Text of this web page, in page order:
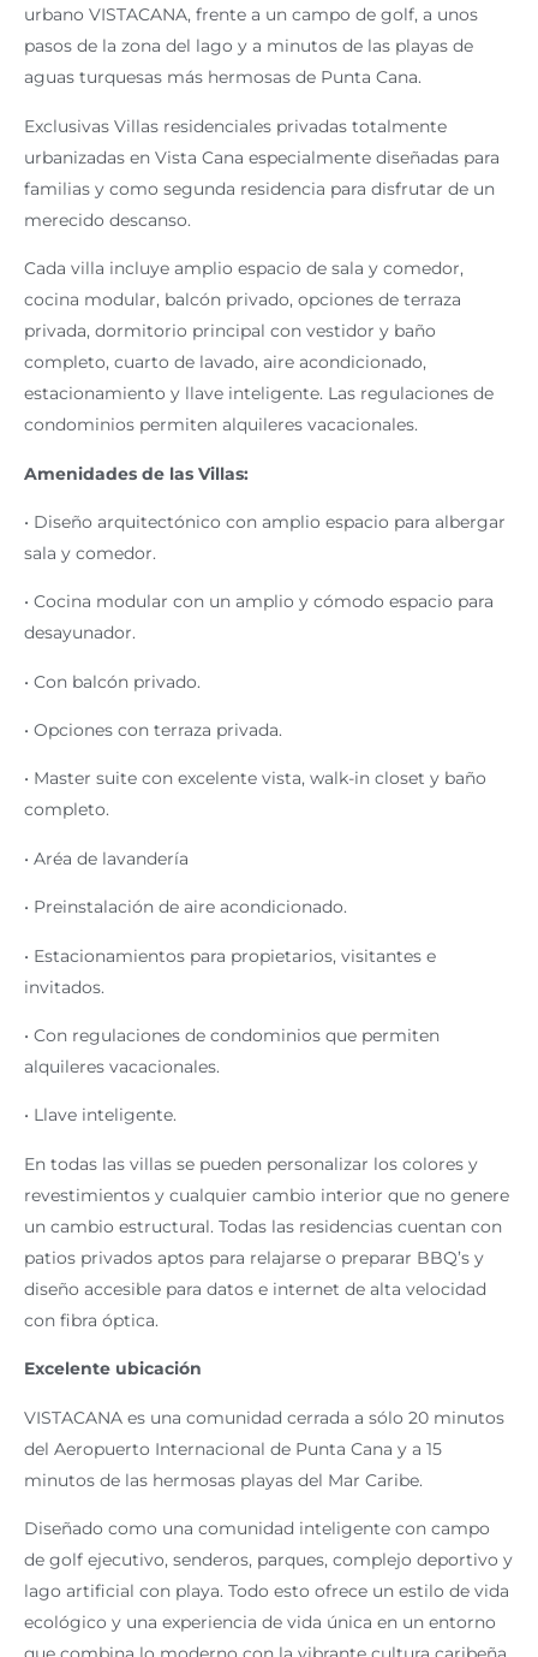
urbano VISTACANA, frente a un campo de golf, a unos
pasos de la zona del lago y a minutos de las playas de
aguas turquesas más hermosas de Punta Cana.
Exclusivas Villas residenciales privadas totalmente
urbanizadas en Vista Cana especialmente diseñadas para
familias y como segunda residencia para disfrutar de un
merecido descanso.
Cada villa incluye amplio espacio de sala y comedor,
cocina modular, balcón privado, opciones de terraza
privada, dormitorio principal con vestidor y baño
completo, cuarto de lavado, aire acondicionado,
estacionamiento y llave inteligente. Las regulaciones de
condominios permiten alquileres vacacionales.
Amenidades de las Villas:
• Diseño arquitectónico con amplio espacio para albergar
sala y comedor.
• Cocina modular con un amplio y cómodo espacio para
desayunador.
• Con balcón privado.
• Opciones con terraza privada.
• Master suite con excelente vista, walk-in closet y baño
completo.
• Aréa de lavandería
• Preinstalación de aire acondicionado.
• Estacionamientos para propietarios, visitantes e
invitados.
• Con regulaciones de condominios que permiten
alquileres vacacionales.
• Llave inteligente.
En todas las villas se pueden personalizar los colores y
revestimientos y cualquier cambio interior que no genere
un cambio estructural. Todas las residencias cuentan con
patios privados aptos para relajarse o preparar BBQ’s y
diseño accesible para datos e internet de alta velocidad
con fibra óptica.
Excelente ubicación
VISTACANA es una comunidad cerrada a sólo 20 minutos
del Aeropuerto Internacional de Punta Cana y a 15
minutos de las hermosas playas del Mar Caribe.
Diseñado como una comunidad inteligente con campo
de golf ejecutivo, senderos, parques, complejo deportivo y
lago artificial con playa. Todo esto ofrece un estilo de vida
ecológico y una experiencia de vida única en un entorno